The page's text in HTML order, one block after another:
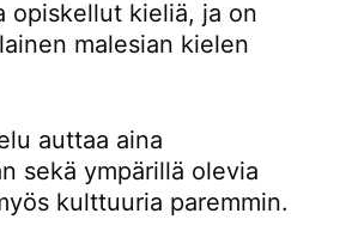
opiskellut kieliä, ja on
malesian kielen
auttaa aina
sekä ympärillä olevia
kulttuuria paremmin.